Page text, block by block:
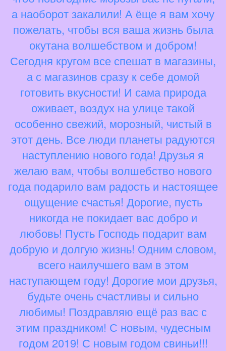
а наоборот закалили! А ёще я вам хочу
пожелать, чтобы вся ваша жизнь была
окутана волшебством и добром!
Сегодня кругом все спешат в магазины,
а с магазинов сразу к себе домой
готовить вкусности! И сама природа
оживает, воздух на улице такой
особенно свежий, морозный, чистый в
этот день. Все люди планеты радуются
наступлению нового года! Друзья я
желаю вам, чтобы волшебство нового
года подарило вам радость и настоящее
ощущение счастья! Дорогие, пусть
никогда не покидает вас добро и
любовь! Пусть Господь подарит вам
добрую и долгую жизнь! Одним словом,
всего наилучшего вам в этом
наступающем году! Дорогие мои друзья,
будьте очень счастливы и сильно
любимы! Поздравляю ещё раз вас с
этим праздником! С новым, чудесным
годом 2019! С новым годом свиньи!!!